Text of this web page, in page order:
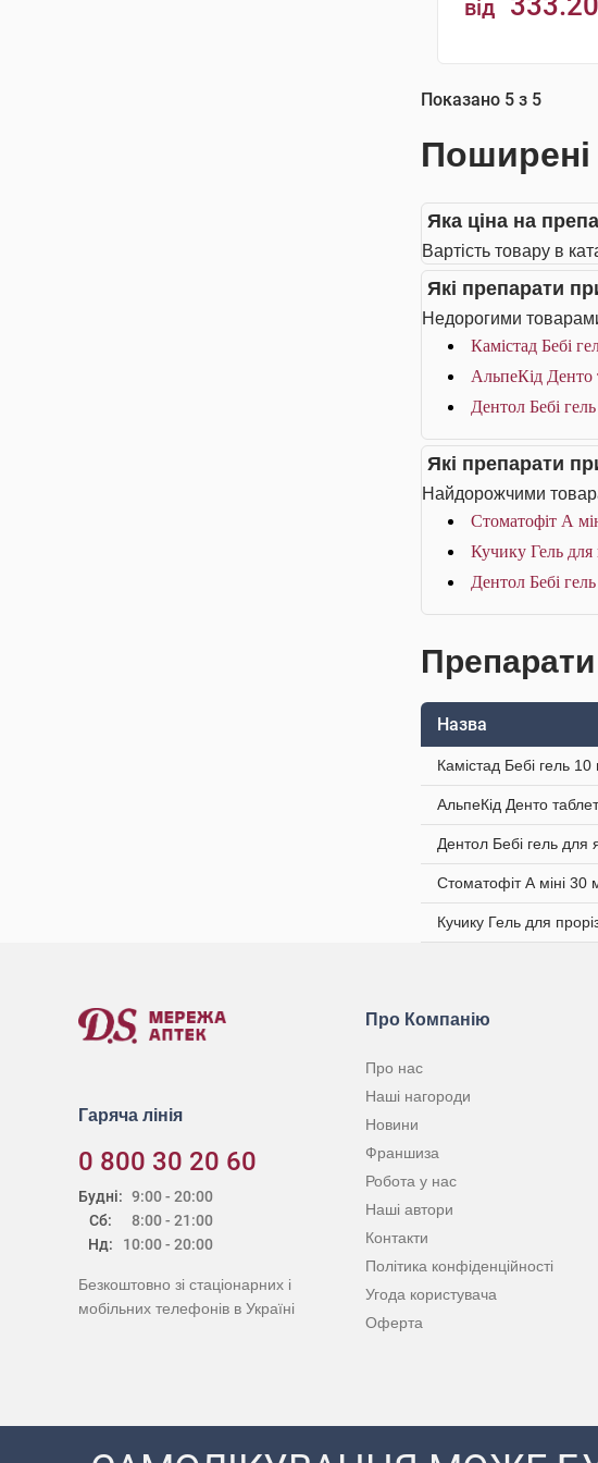
від
Показано 5 з 5
Поширені
Яка ціна на
Вартість товару в
Які препарати
Недорогими товарами
Камістад Бебі
АльпеКід Денто
Дентол Бебі
Які препарати
Найдорожчими
Стоматофіт А
Кучику Гель для
Дентол Бебі
Препарати
Назва
Камістад Бебі гель
АльпеКід Денто
Дентол Бебі гель для
Стоматофіт А міні 30
Кучику Гель для
Гаряча лінія
0 800 30 20 60
Будні:
Сб:
Нд:
9:00 - 20:00
8:00 - 21:00
10:00 - 20:00
Безкоштовно зі стаціонарних і
мобільних телефонів в Україні
Про Компанію
Про нас
Наші нагороди
Новини
Франшиза
Робота у нас
Наші автори
Контакти
Політика конфіденційності
Угода користувача
Оферта